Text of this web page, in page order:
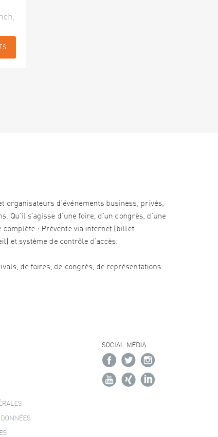
organisateurs d’événements business, privés,
s’agisse d’une foire, d’un congrès, d’une
complète : Prévente via internet (billet
et système de contrôle d’accès.
de foires, de congrès, de représentations
SOCIAL MEDIA